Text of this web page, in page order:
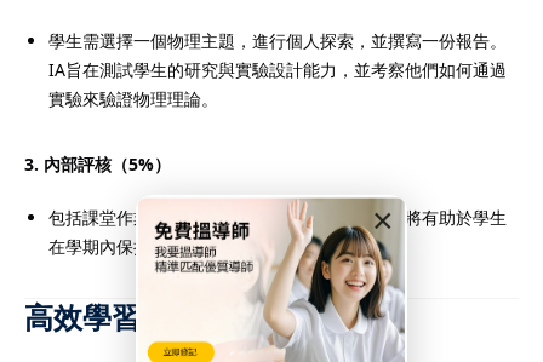
×
學生需選擇一個物理主題，進行個人探索，並撰寫一份報告。
IA旨在測試學生的研究與實驗設計能力，並考察他們如何通過
實驗來驗證物理理論。
3. 內部評核（5%）
包括課堂作業、定期測驗與小組合作項目，這些將有助於學生
在學期內保持對課程內容的理解和掌握。
高效學習策略